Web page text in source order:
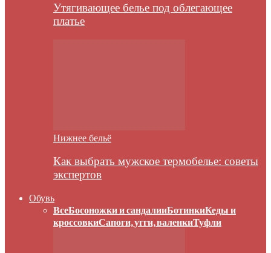
Утягивающее белье под облегающее
платье
Нижнее бельё
Как выбрать мужское термобелье: советы
экспертов
Обувь
ВсеБосоножки и сандалииБотинкиКеды и
кроссовкиСапоги, угги, валенкиТуфли